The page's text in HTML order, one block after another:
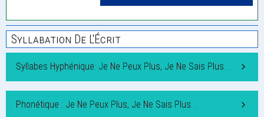
Syllabation De L'Écrit
Syllabes Hyphénique: Je Ne Peux Plus, Je Ne Sais Plus. .
Phonétique : Je Ne Peux Plus, Je Ne Sais Plus. .